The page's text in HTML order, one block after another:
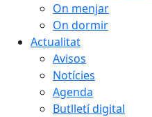
On menjar
On dormir
Actualitat
Avisos
Notícies
Agenda
Butlletí digital